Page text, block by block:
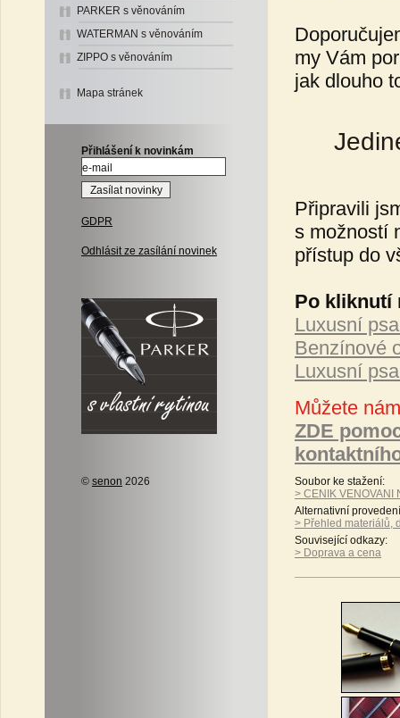
PARKER s věnováním
WATERMAN s věnováním
ZIPPO s věnováním
Mapa stránek
Přihlášení k novinkám
GDPR
Odhlásit ze zasílání novinek
© senon 2026
my Vám
jak dlouho
Připravili
s možností
přístup do
Po kliknutí
Luxusní
Benzínové
Luxusní
Můžete
ZDE
Soubor ke stažení:
> CENIK VENOVANI
Alternativní
> Přehled materiálů,
Související odkazy:
> Doprava a cena